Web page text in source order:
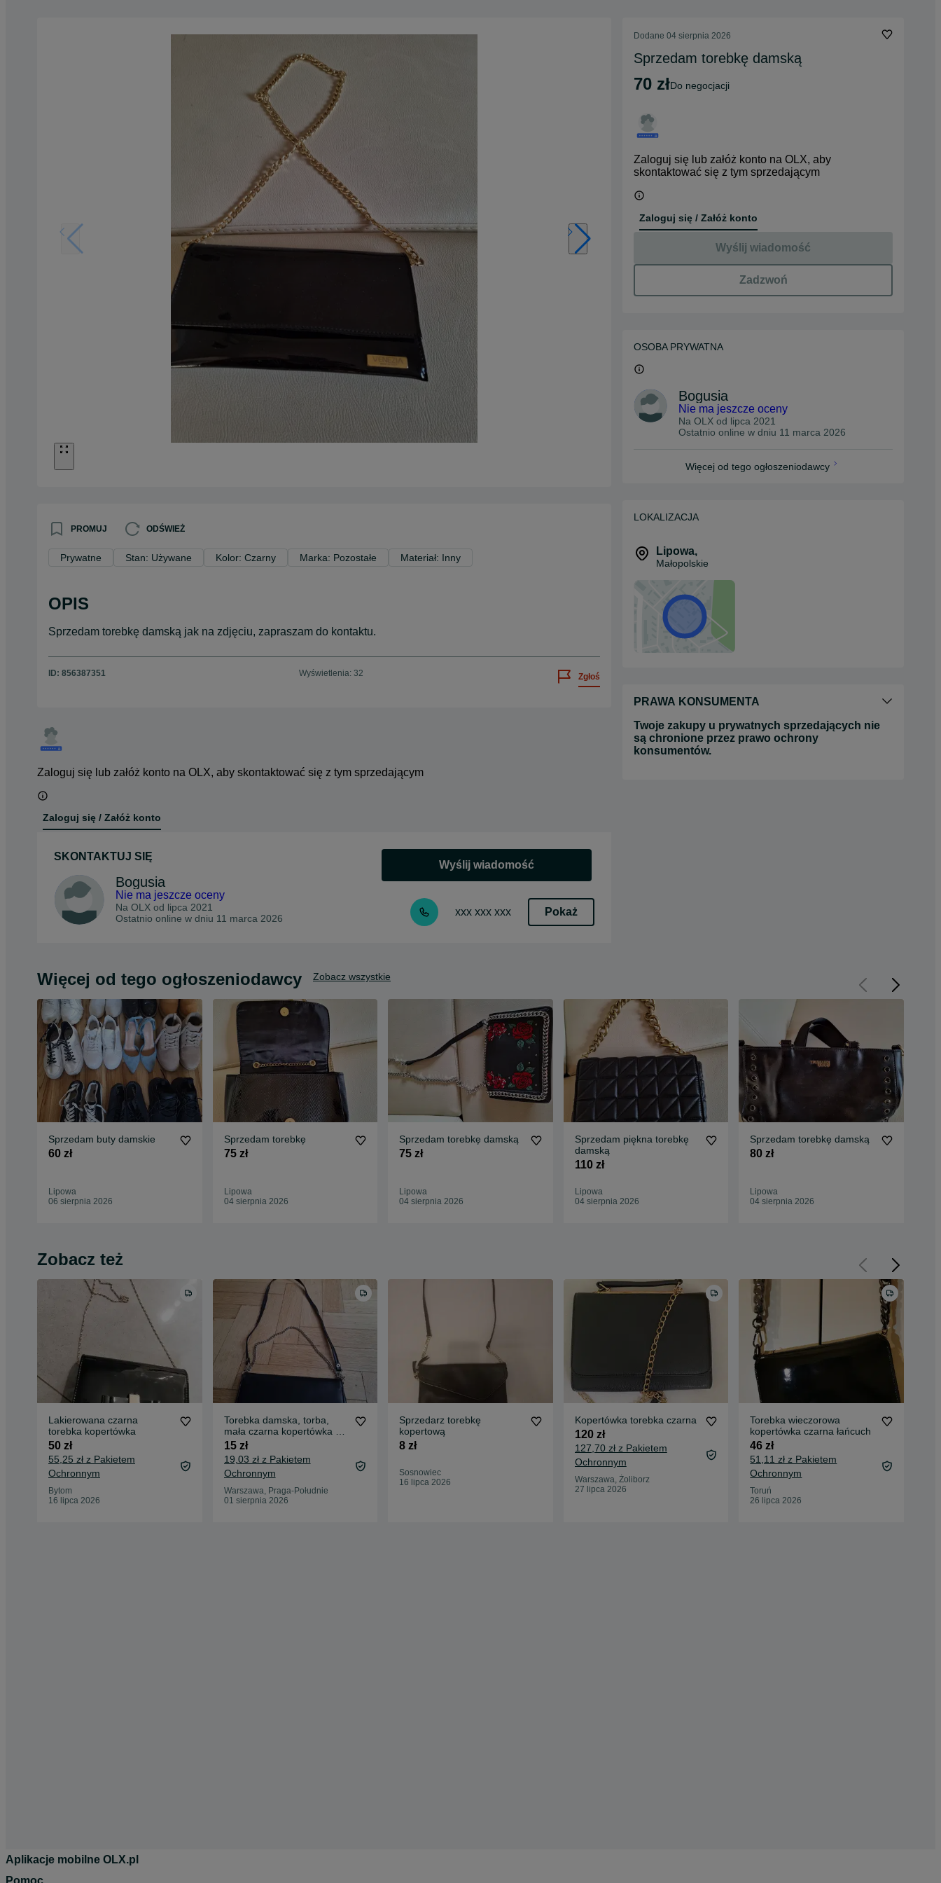
PROMUJ ODŚWIEŻ
Prywatne Stan: Używane Kolor: Czarny Marka: Pozostałe Materiał: Inny
OPIS
Sprzedam torebkę damską jak na zdjęciu, zapraszam do kontaktu.
ID: 856387351 Wyświetlenia: 32 Zgłoś
Zaloguj się lub załóż konto na OLX, aby skontaktować się z tym sprzedającym
Zaloguj się / Załóż konto
SKONTAKTUJ SIĘ
Bogusia
Nie ma jeszcze oceny
Na OLX od lipca 2021
Ostatnio online w dniu 11 marca 2026
Wyślij wiadomość
xxx xxx xxx Pokaż
Dodane 04 sierpnia 2026
Sprzedam torebkę damską
70 zł do negocjacji
Zaloguj się lub załóż konto na OLX, aby
skontaktować się z tym sprzedającym
Zaloguj się / Załóż konto
Wyślij wiadomość
Zadzwoń
OSOBA PRYWATNA
Bogusia
Nie ma jeszcze oceny
Na OLX od lipca 2021
Ostatnio online w dniu 11 marca 2026
Więcej od tego ogłoszeniodawcy
LOKALIZACJA
Lipowa,
Małopolskie
PRAWA KONSUMENTA
Twoje zakupy u prywatnych sprzedających nie
są chronione przez prawo ochrony
konsumentów.
Więcej od tego ogłoszeniodawcy Zobacz wszystkie
Sprzedam buty damskie
60 zł
Lipowa
06 sierpnia 2026
Sprzedam torebkę
75 zł
Lipowa
04 sierpnia 2026
Sprzedam torebkę damską
75 zł
Lipowa
04 sierpnia 2026
Sprzedam piękna torebkę
damską
110 zł
Lipowa
04 sierpnia 2026
Sprzedam torebkę damską
80 zł
Lipowa
04 sierpnia 2026
Zobacz też
Lakierowana czarna
torebka kopertówka
50 zł
55,25 zł z Pakietem
Ochronnym
Bytom
16 lipca 2026
Torebka damska, torba,
mała czarna kopertówka z
łańcuszkiem
15 zł
19,03 zł z Pakietem
Ochronnym
Warszawa, Praga-Południe
01 sierpnia 2026
Sprzedarz torebkę
kopertową
8 zł
Sosnowiec
16 lipca 2026
Kopertówka torebka czarna
120 zł
127,70 zł z Pakietem
Ochronnym
Warszawa, Żoliborz
27 lipca 2026
Torebka wieczorowa
kopertówka czarna łańcuch
46 zł
51,11 zł z Pakietem
Ochronnym
Toruń
26 lipca 2026
Aplikacje mobilne OLX.pl